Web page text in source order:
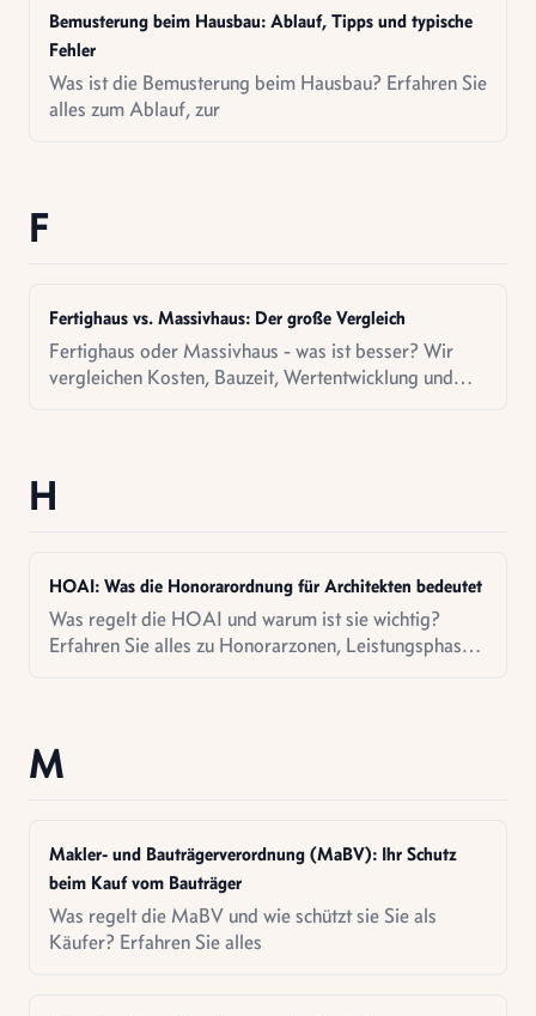
Bemusterung beim Hausbau: Ablauf, Tipps und typische
Fehler
Was ist die Bemusterung beim Hausbau? Erfahren Sie
alles zum Ablauf, zur
F
Fertighaus vs. Massivhaus: Der große Vergleich
Fertighaus oder Massivhaus - was ist besser? Wir
vergleichen Kosten, Bauzeit, Wertentwicklung und
H
HOAI: Was die Honorarordnung für Architekten bedeutet
Was regelt die HOAI und warum ist sie wichtig?
Erfahren Sie alles zu Honorarzonen, Leistungsphasen
M
Makler- und Bauträgerverordnung (MaBV): Ihr Schutz
beim Kauf vom Bauträger
Was regelt die MaBV und wie schützt sie Sie als
Käufer? Erfahren Sie alles